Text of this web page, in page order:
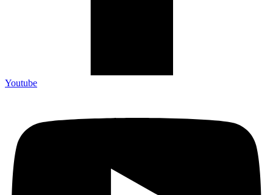
Youtube